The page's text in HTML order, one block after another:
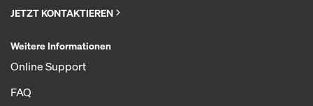
JETZT KONTAKTIEREN
Weitere Informationen
Online Support
FAQ